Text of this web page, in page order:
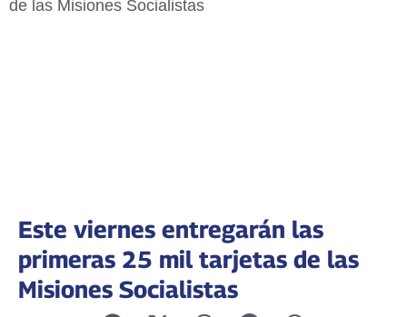
Este viernes entregarán las
primeras 25 mil tarjetas de las
Misiones Socialistas